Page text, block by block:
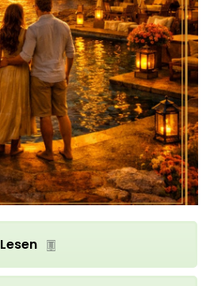
Lesen